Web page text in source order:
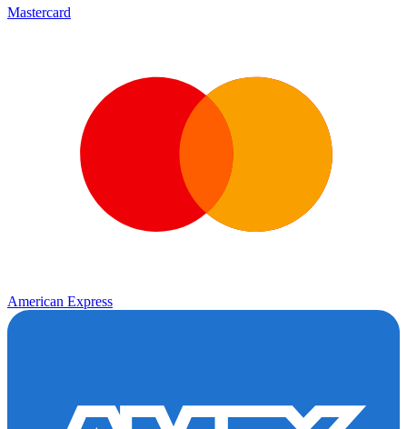
Mastercard
American Express